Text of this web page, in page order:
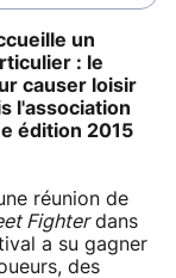
un
: le
causer loisir
l'association
édition 2015
réunion de
Fighterdans
a su gagner
des